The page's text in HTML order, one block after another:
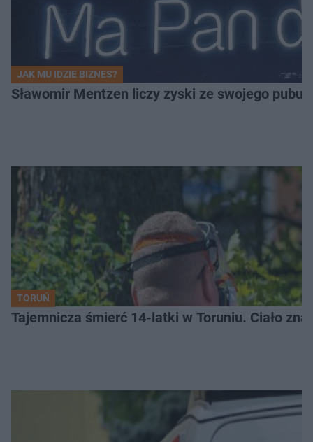
JAK MU IDZIE BIZNES?
Sławomir Mentzen liczy zyski ze swojego
TORUŃ
Tajemnicza śmierć 14-latki w Toruniu. Ciało